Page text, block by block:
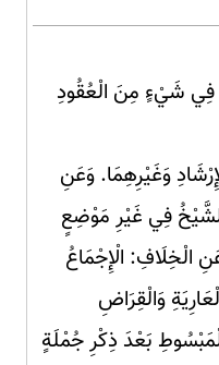
فِي شَيْءٍ مِنَ الْعُقُودِ
وَغَيْرِهِمَا. وَعَنِ
فِي غَيْرِ مَوْضِعٍ
الْخِلَافِ: الْإِجْمَاعُ
وَالْقِرَاضِ
بَعْدَ ذِكْرِ جُمْلَةٍ